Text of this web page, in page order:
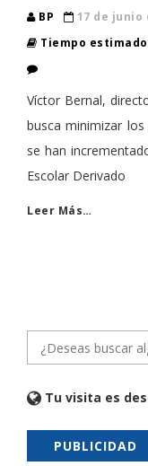
BP
17 de junio
Tiempo
Víctor Bernal,
busca minimizar
se han
Escolar Derivado
Leer Más…
Tu visita es
PUBLICIDAD